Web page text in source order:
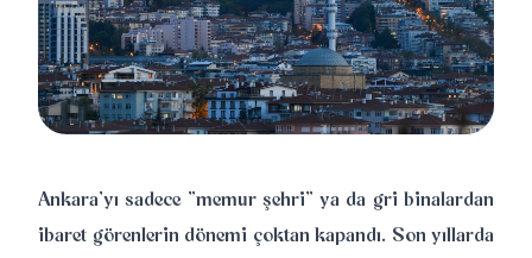
Ankara’yı sadece "memur şehri" ya da gri binalardan
ibaret görenlerin dönemi çoktan kapandı. Son yıllarda